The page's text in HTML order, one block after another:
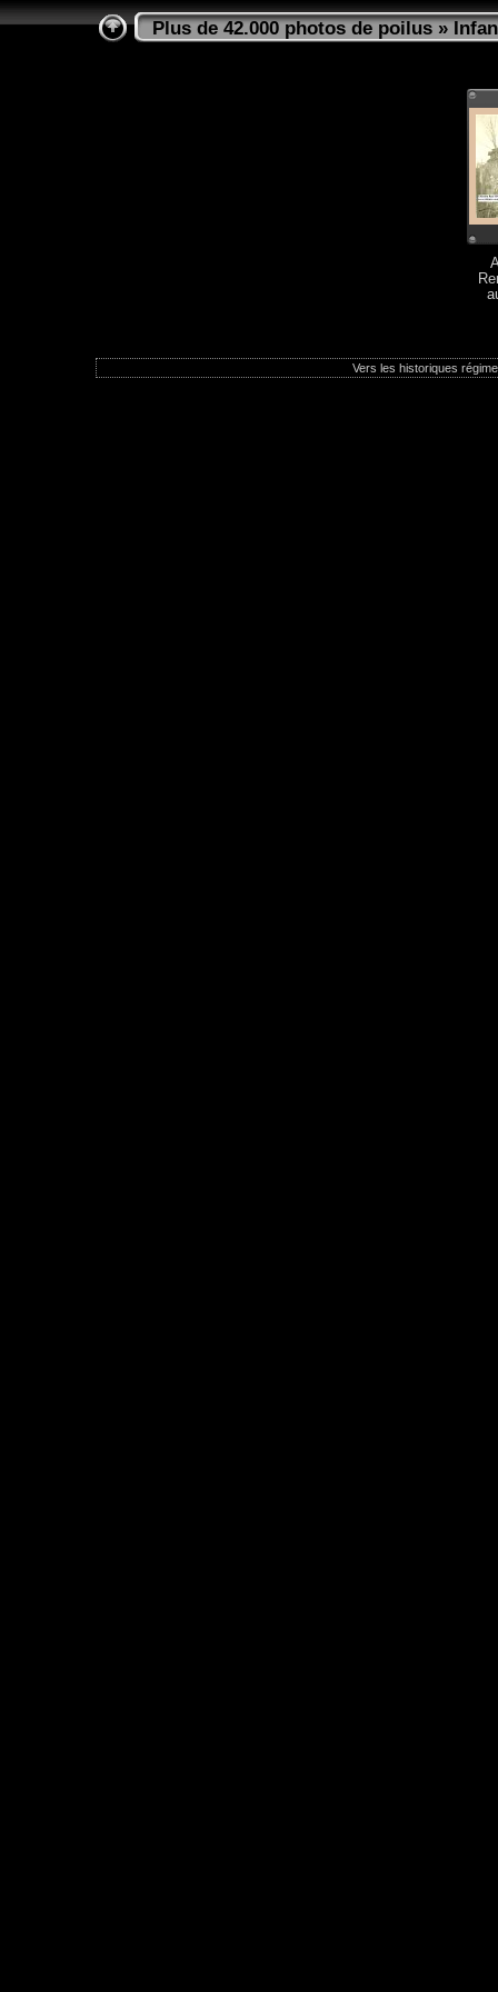
Plus de 42.000 photos de poilus»
Vers les historiques